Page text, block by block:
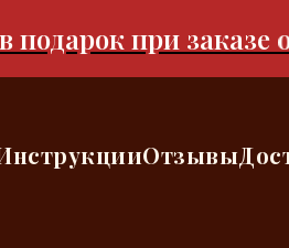
при заказе от
Отзывы